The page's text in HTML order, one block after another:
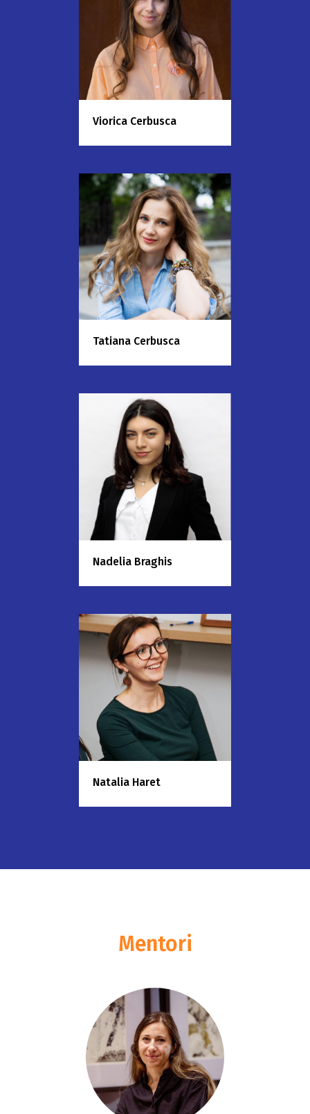
Viorica Cerbusca
Tatiana Cerbusca
Nadelia Braghis
Natalia Haret
Mentori